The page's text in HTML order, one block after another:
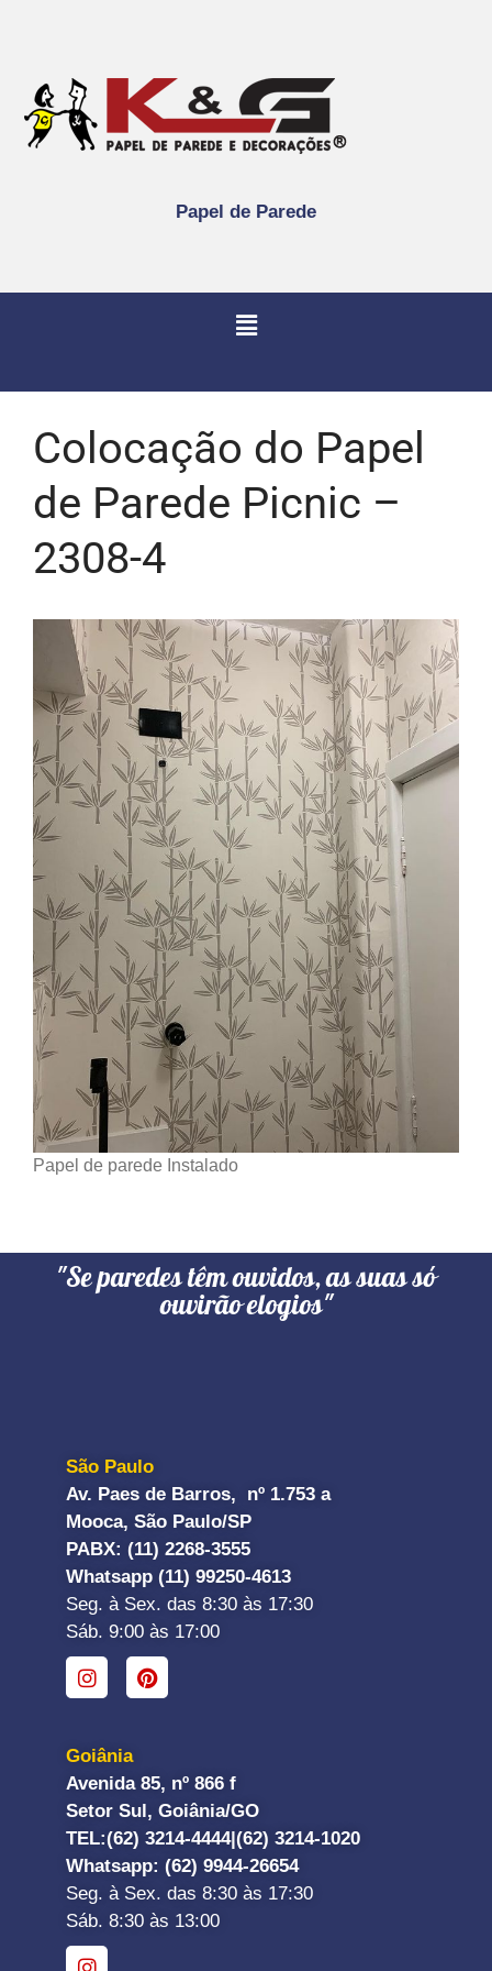
Papel de Parede
Colocação do Papel
de Parede Picnic –
2308-4
Papel de parede Instalado
"Se paredes têm ouvidos, as suas só
ouvirão elogios"
São Paulo
Av. Paes de Barros, nº 1.753 a
Mooca, São Paulo/SP
PABX: (11) 2268-3555
Whatsapp (11) 99250-4613
Seg. à Sex. das 8:30 às 17:30
Sáb. 9:00 às 17:00
Goiânia
Avenida 85, nº 866 f
Setor Sul, Goiânia/GO
TEL:(62) 3214-4444|(62) 3214-1020
Whatsapp: (62) 9944-26654
Seg. à Sex. das 8:30 às 17:30
Sáb. 8:30 às 13:00